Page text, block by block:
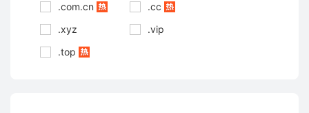
.com.cn
.cc
.xyz
.vip
.top